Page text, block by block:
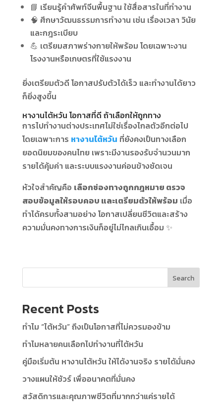
📘 เรียนรู้คำศัพท์จีนพื้นฐาน ใช้สื่อสารในที่ทำงาน
🧠 ศึกษาวัฒนธรรมการทำงาน เช่น เรื่องเวลา วินัย
และกฎระเบียบ
💪 เตรียมสภาพร่างกายให้พร้อม โดยเฉพาะงาน
โรงงานหรือเกษตรที่ใช้แรงงาน
ยิ่งเตรียมตัวดี โอกาสปรับตัวได้เร็ว และทำงานได้ยาว
ก็ยิ่งสูงขึ้น
หางานไต้หวัน โอกาสที่ดี ถ้าเลือกให้ถูกทาง
การไปทำงานต่างประเทศไม่ใช่เรื่องไกลตัวอีกต่อไป
โดยเฉพาะการ หางานไต้หวัน ที่ยังคงเป็นทางเลือก
ยอดนิยมของคนไทย เพราะมีงานรองรับจำนวนมาก
รายได้คุ้มค่า และระบบแรงงานค่อนข้างชัดเจน
หัวใจสำคัญคือ เลือกช่องทางถูกกฎหมาย ตรวจ
สอบข้อมูลให้รอบคอบ และเตรียมตัวให้พร้อม เมื่อ
ทำได้ครบทั้งสามอย่าง โอกาสเปลี่ยนชีวิตและสร้าง
ความมั่นคงทางการเงินก็อยู่ไม่ไกลเกินเอื้อม ✨
Search
Recent Posts
ทำไม “ไต้หวัน” ถึงเป็นโอกาสที่ไม่ควรมองข้าม
ทำไมหลายคนเลือกไปทำงานที่ไต้หวัน
คู่มือเริ่มต้น หางานไต้หวัน ให้ได้งานจริง รายได้มั่นคง
วางแผนให้ชัวร์ เพื่ออนาคตที่มั่นคง
สวัสดิการและคุณภาพชีวิตที่มากกว่าแค่รายได้